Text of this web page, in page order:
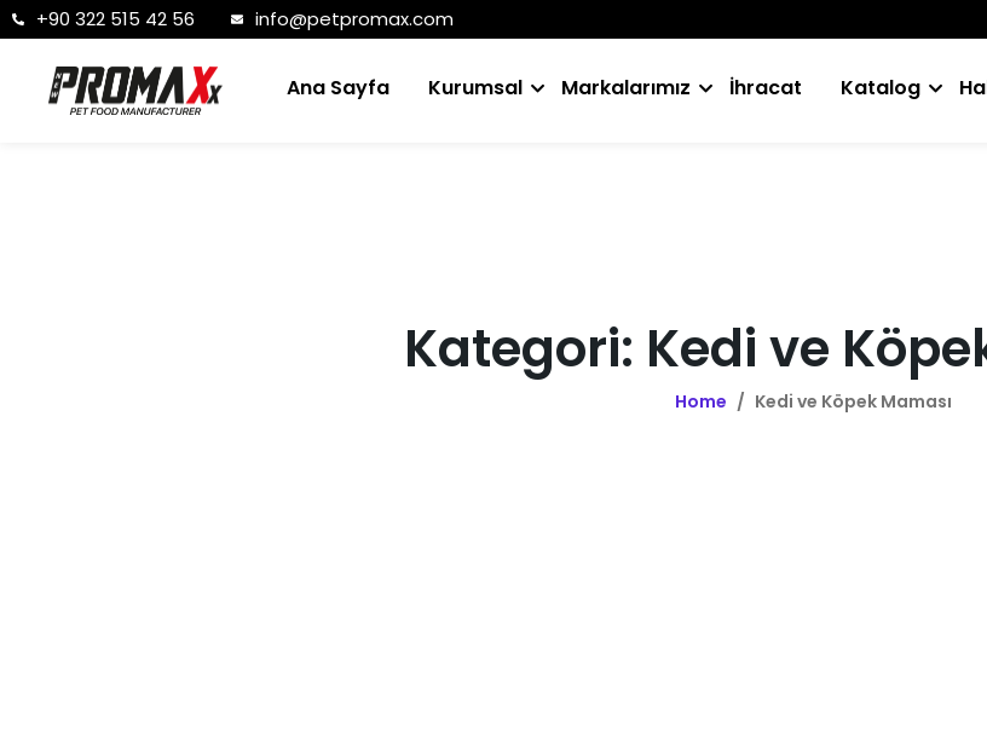
+90 322 515 42 56 info@petpromax.com
Ana Sayfa Kurumsal Markalarımız İhracat Katalog
Kategori: Kedi ve
Home / Kedi ve Köpek Maması